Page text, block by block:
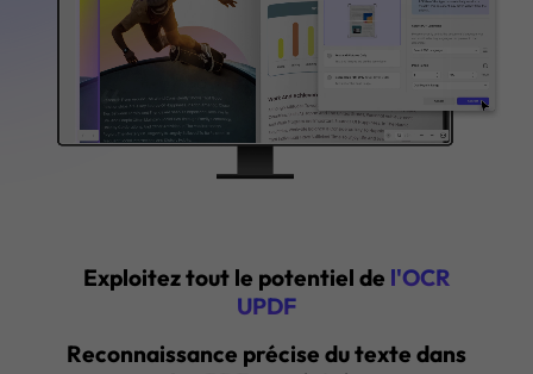
Regardez la vidéo